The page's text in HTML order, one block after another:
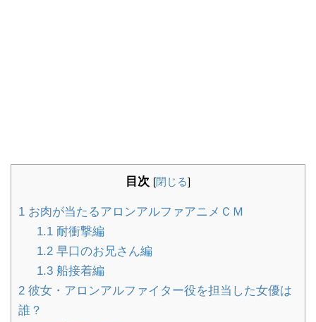
目次 [閉じる]
1 お肉が当たるアロンアルファアニメＣＭ
1.1耐衝撃編
1.2早口のお兄さん編
1.3船接着編
2 彼女・アロンアルファイター役を担当した女優は
誰？